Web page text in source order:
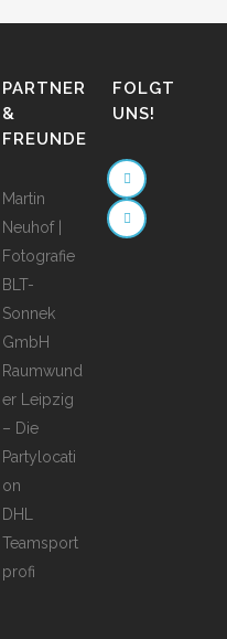
PARTNER
&
FREUNDE
Martin
Neuhof |
Fotografie
BLT-
Sonnek
GmbH
Raumwund
er Leipzig
– Die
Partylocati
on
DHL
Teamsport
profi
FOLGT
UNS!